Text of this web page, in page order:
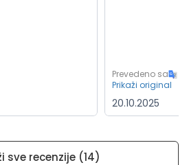
Prevedeno sa
Prikaži original
20.10.2025
sve recenzije (14)